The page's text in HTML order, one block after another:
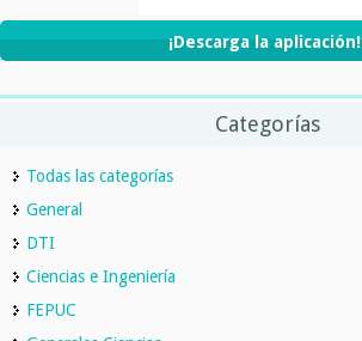
¡Descarga la aplicación!
Categorías
Todas las categorías
General
DTI
Ciencias e Ingeniería
FEPUC